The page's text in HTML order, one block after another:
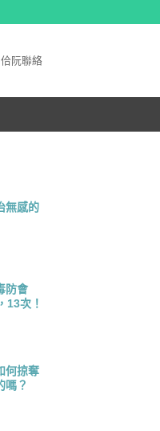
佮阮聯絡
無感的
防會
13次！
何掠奪
嗎？